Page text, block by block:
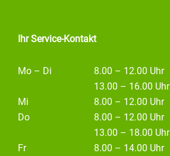
Ihr Service-Kontakt
Mo – Di
8.00 – 12.00 Uhr
13.00 – 16.00 Uhr
Mi
8.00 – 12.00 Uhr
Do
8.00 – 12.00 Uhr
13.00 – 18.00 Uhr
Fr
8.00 – 14.00 Uhr